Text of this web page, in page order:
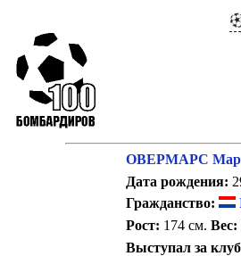
ОВЕРМАРС
Дата рождения:
Гражданство:
Рост: 174 см. Вес:
Выступал за